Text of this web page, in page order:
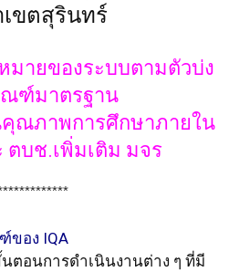
คุณภาพ
ขตสุรินทร์
มายของระบบตามตัวบ่ง
ณฑ์มาตรฐาน
ณภาพการศึกษาภายใน
ตบช.เพิ่มเติม มจร
ของ IQA
ตอนการดำเนินงานต่าง ๆ ที่มี